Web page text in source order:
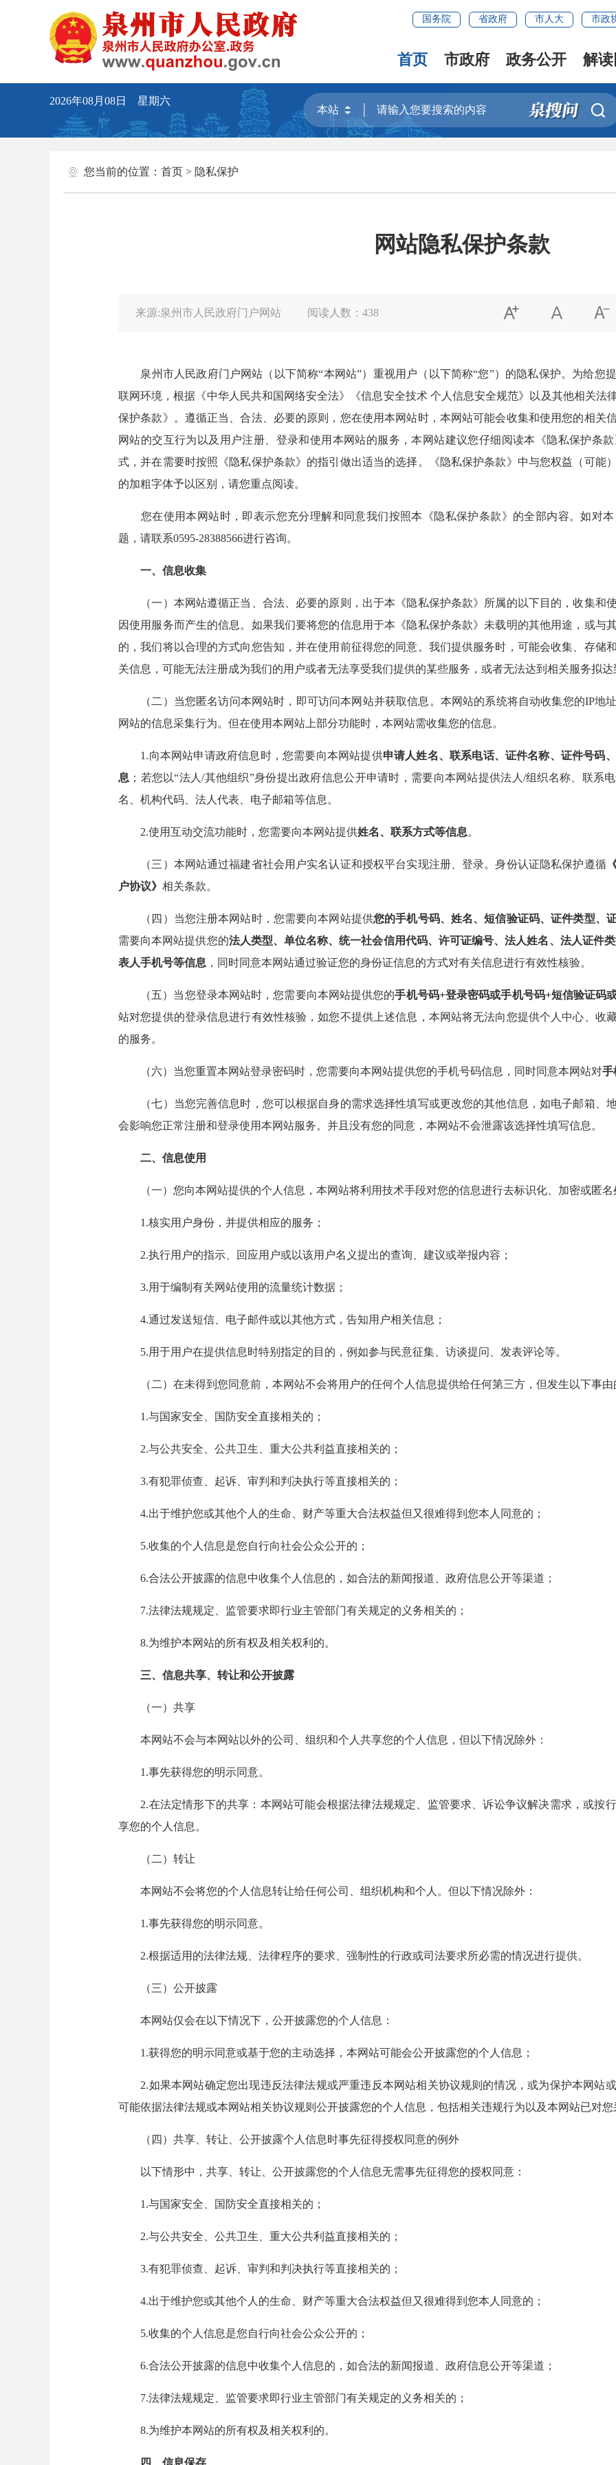
国务院 省政府 市人大 市政
首页 市政府 政务公开 解
2026年08月08日 星期六

您当前的位置： 首页 > 隐私保护
网站隐私保护条款
来源:泉州市人民政府门户网站 阅读人数： 438   
泉州市人民政府门户网站（以下简称“本网站”）重视用户（以下简称“您”）的隐私保护。为给您
联网环境，根据《中华人民共和国网络安全法》《信息安全技术 个人信息安全规范》以及其他相关法
保护条款》。遵循正当、合法、必要的原则，您在使用本网站时，本网站可能会收集和使用您的相关
网站的交互行为以及用户注册、登录和使用本网站的服务，本网站建议您仔细阅读本《隐私保护条
式，并在需要时按照《隐私保护条款》的指引做出适当的选择。《隐私保护条款》中与您权益（可能
的加粗字体予以区别，请您重点阅读。
您在使用本网站时，即表示您充分理解和同意我们按照本《隐私保护条款》的全部内容。如对本
题，请联系0595-28388566进行咨询。
一、信息收集
（一）本网站遵循正当、合法、必要的原则，出于本《隐私保护条款》所属的以下目的，收集和
因使用服务而产生的信息。如果我们要将您的信息用于本《隐私保护条款》未载明的其他用途，或与
的，我们将以合理的方式向您告知，并在使用前征得您的同意。我们提供服务时，可能会收集、存储
关信息，可能无法注册成为我们的用户或者无法享受我们提供的某些服务，或者无法达到相关服务拟
（二）当您匿名访问本网站时，即可访问本网站并获取信息。本网站的系统将自动收集您的IP地
网站的信息采集行为。但在使用本网站上部分功能时，本网站需收集您的信息。
1.向本网站申请政府信息时，您需要向本网站提供申请人姓名、联系电话、证件名称、证件号码
息 ；若您以“法人/其他组织”身份提出政府信息公开申请时，需要向本网站提供法人/组织名称、联系
名、机构代码、法人代表、电子邮箱等信息。
2.使用互动交流功能时，您需要向本网站提供姓名、联系方式等信息。
（三）本网站通过福建省社会用户实名认证和授权平台实现注册、登录。身份认证隐私保护遵循
户协议》 相关条款。
（四）当您注册本网站时，您需要向本网站提供您的手机号码、姓名、短信验证码、证件类型、
需要向本网站提供您的法人类型、单位名称、统一社会信用代码、许可证编号、法人姓名、法人证件
表人手机号等信息 ，同时同意本网站通过验证您的身份证信息的方式对有关信息进行有效性核验。
（五）当您登录本网站时，您需要向本网站提供您的手机号码+登录密码或手机号码+短信验证码
站对您提供的登录信息进行有效性核验，如您不提供上述信息，本网站将无法向您提供个人中心、收
的服务。
（六）当您重置本网站登录密码时，您需要向本网站提供您的手机号码信息，同时同意本网站对手
（七）当您完善信息时，您可以根据自身的需求选择性填写或更改您的其他信息，如电子邮箱、
会影响您正常注册和登录使用本网站服务。并且没有您的同意，本网站不会泄露该选择性填写信息。
二、信息使用
（一）您向本网站提供的个人信息，本网站将利用技术手段对您的信息进行去标识化、加密或匿名
1.核实用户身份，并提供相应的服务；
2.执行用户的指示、回应用户或以该用户名义提出的查询、建议或举报内容；
3.用于编制有关网站使用的流量统计数据；
4.通过发送短信、电子邮件或以其他方式，告知用户相关信息；
5.用于用户在提供信息时特别指定的目的，例如参与民意征集、访谈提问、发表评论等。
（二）在未得到您同意前，本网站不会将用户的任何个人信息提供给任何第三方，但发生以下事由
1.与国家安全、国防安全直接相关的；
2.与公共安全、公共卫生、重大公共利益直接相关的；
3.有犯罪侦查、起诉、审判和判决执行等直接相关的；
4.出于维护您或其他个人的生命、财产等重大合法权益但又很难得到您本人同意的；
5.收集的个人信息是您自行向社会公众公开的；
6.合法公开披露的信息中收集个人信息的，如合法的新闻报道、政府信息公开等渠道；
7.法律法规规定、监管要求即行业主管部门有关规定的义务相关的；
8.为维护本网站的所有权及相关权利的。
三、信息共享、转让和公开披露
（一）共享
本网站不会与本网站以外的公司、组织和个人共享您的个人信息，但以下情况除外：
1.事先获得您的明示同意。
2.在法定情形下的共享：本网站可能会根据法律法规规定、监管要求、诉讼争议解决需求，或按
享您的个人信息。
（二）转让
本网站不会将您的个人信息转让给任何公司、组织机构和个人。但以下情况除外：
1.事先获得您的明示同意。
2.根据适用的法律法规、法律程序的要求、强制性的行政或司法要求所必需的情况进行提供。
（三）公开披露
本网站仅会在以下情况下，公开披露您的个人信息：
1.获得您的明示同意或基于您的主动选择，本网站可能会公开披露您的个人信息；
2.如果本网站确定您出现违反法律法规或严重违反本网站相关协议规则的情况，或为保护本网站
可能依据法律法规或本网站相关协议规则公开披露您的个人信息，包括相关违规行为以及本网站已对
（四）共享、转让、公开披露个人信息时事先征得授权同意的例外
以下情形中，共享、转让、公开披露您的个人信息无需事先征得您的授权同意：
1.与国家安全、国防安全直接相关的；
2.与公共安全、公共卫生、重大公共利益直接相关的；
3.有犯罪侦查、起诉、审判和判决执行等直接相关的；
4.出于维护您或其他个人的生命、财产等重大合法权益但又很难得到您本人同意的；
5.收集的个人信息是您自行向社会公众公开的；
6.合法公开披露的信息中收集个人信息的，如合法的新闻报道、政府信息公开等渠道；
7.法律法规规定、监管要求即行业主管部门有关规定的义务相关的；
8.为维护本网站的所有权及相关权利的。
四、信息保存